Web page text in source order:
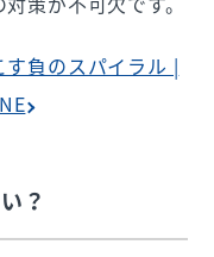
負のスパイラル |
？